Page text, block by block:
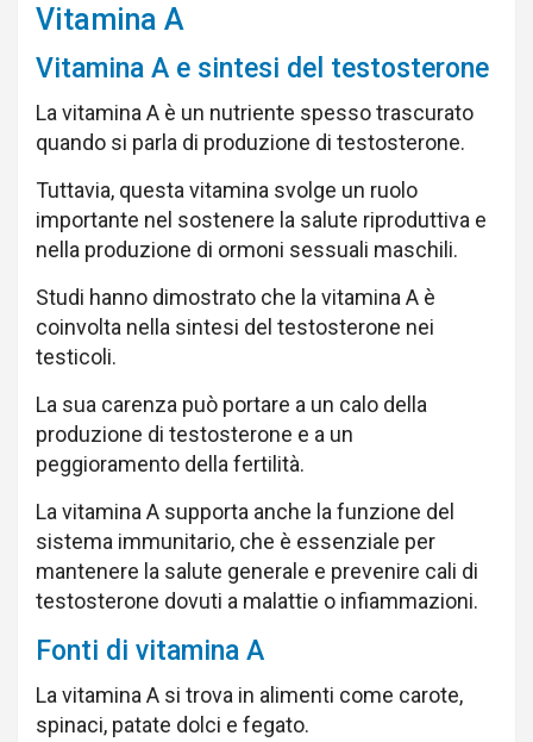
Vitamina A
Vitamina A e sintesi del testosterone
La vitamina A è un nutriente spesso trascurato
quando si parla di produzione di testosterone.
Tuttavia, questa vitamina svolge un ruolo
importante nel sostenere la salute riproduttiva e
nella produzione di ormoni sessuali maschili.
Studi hanno dimostrato che la vitamina A è
coinvolta nella sintesi del testosterone nei
testicoli.
La sua carenza può portare a un calo della
produzione di testosterone e a un
peggioramento della fertilità.
La vitamina A supporta anche la funzione del
sistema immunitario, che è essenziale per
mantenere la salute generale e prevenire cali di
testosterone dovuti a malattie o infiammazioni.
Fonti di vitamina A
La vitamina A si trova in alimenti come carote,
spinaci, patate dolci e fegato.